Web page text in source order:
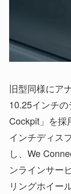
旧型同様にア
10.25インチ
Cockpit」を採
インチディス
し、We
ンラインサー
リングホイー